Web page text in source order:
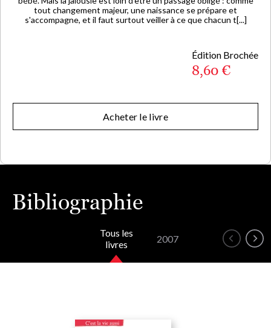
tout changement majeur, une naissance se prépare et
s'accompagne, et il faut surtout veiller à ce que chacun t[...]
Édition Brochée
8,60 €
Acheter le livre
Bibliographie
Tous les
livres
2007